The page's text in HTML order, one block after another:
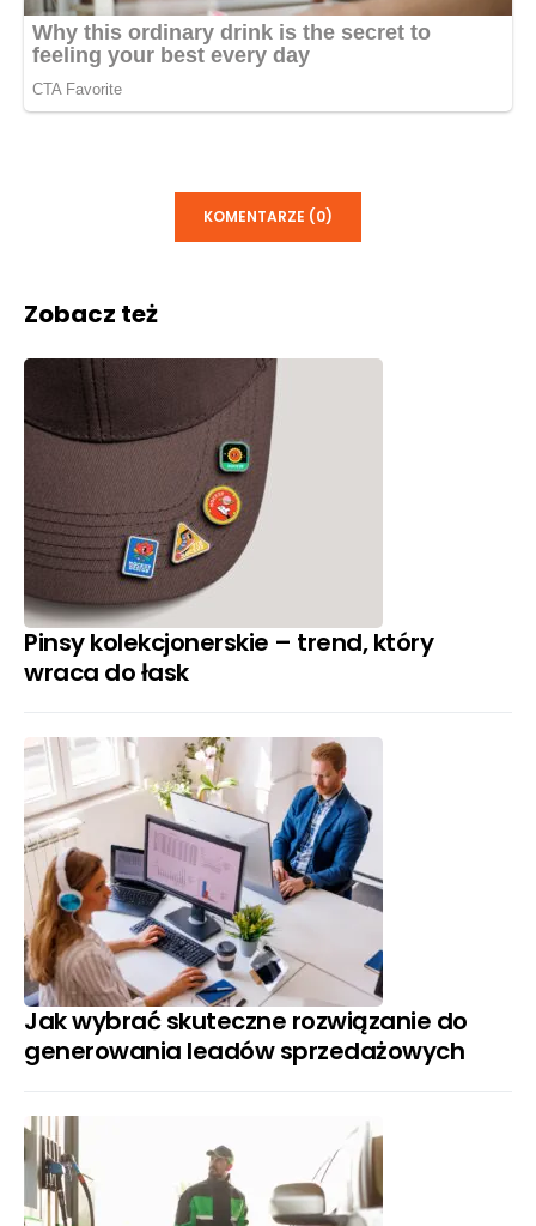
KOMENTARZE (0)
Zobacz też
Pinsy kolekcjonerskie – trend, który
wraca do łask
Jak wybrać skuteczne rozwiązanie do
generowania leadów sprzedażowych